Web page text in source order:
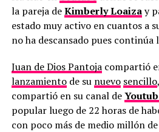
la pareja deKimberly Loaizay
estado muy activo en cuantos a
no ha descansado pues continúa
Juan de Dios Pantojacompartió
lanzamientode su nuevo sencillo
compartió en su canal de
popular luego de 22 horas de
con poco más de medio millón